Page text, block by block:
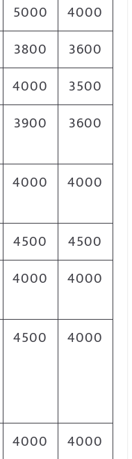
5000
4000
3800
3600
4000
3500
3900 3600
4000 4000
4500
4500
4000 4000
4500 4000
4000
4000